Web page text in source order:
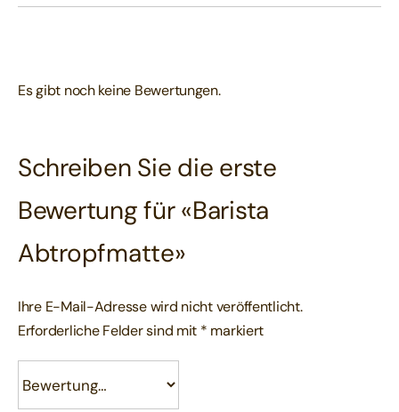
Es gibt noch keine Bewertungen.
Schreiben Sie die erste
Bewertung für «Barista
Abtropfmatte»
Ihre E-Mail-Adresse wird nicht veröffentlicht.
Erforderliche Felder sind mit * markiert